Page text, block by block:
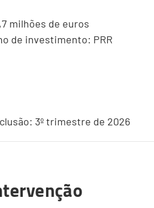
milhões de euros
de investimento: PRR
3º trimestre de 2026